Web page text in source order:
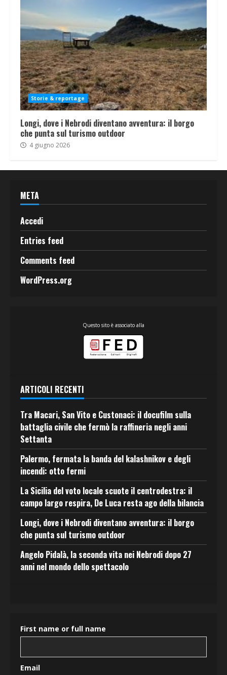
Storie & reportage
Longi, dove i Nebrodi diventano avventura: il borgo
che punta sul turismo outdoor
4 giugno 2026
META
Accedi
Entries feed
Comments feed
WordPress.org
Questo sito è associato alla
ARTICOLI RECENTI
Tra Macari, San Vito e Custonaci: il docufilm sulla
battaglia civile che fermò la raffineria negli anni
Settanta
Palermo, fermata la banda del kalashnikov e degli
incendi: otto fermi
La Sicilia del voto locale scuote il centrodestra: il
campo largo respira, De Luca resta ago della bilancia
Longi, dove i Nebrodi diventano avventura: il borgo
che punta sul turismo outdoor
Angelo Pidalà, la seconda vita nei Nebrodi dopo 27
anni nel mondo dello spettacolo
First name or full name
Email